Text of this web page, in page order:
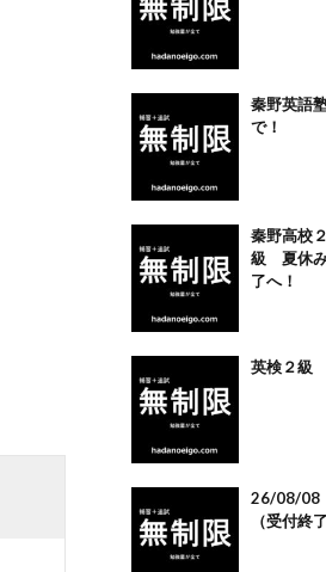
秦野英語
で！
秦野高校
級 夏休み
了へ！
英検２級
26/08/08
（受付終了